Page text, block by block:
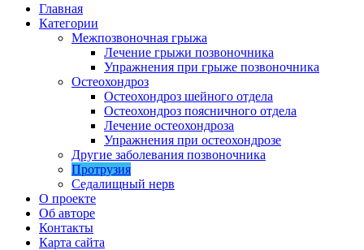
Главная
Категории
Межпозвоночная грыжа
Лечение грыжи позвоночника
Упражнения при грыже позвоночника
Остеохондроз
Остеохондроз шейного отдела
Остеохондроз поясничного отдела
Лечение остеохондроза
Упражнения при остеохондрозе
Другие заболевания позвоночника
Протрузия
Седалищный нерв
О проекте
Об авторе
Контакты
Карта сайта